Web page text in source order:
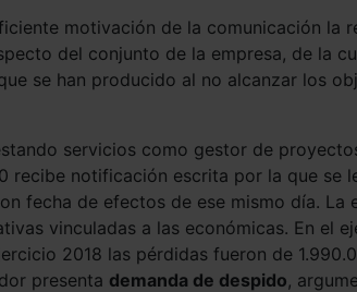
motivación de la comunicación la
del conjunto de la empresa, de la
se han producido al no alcanzar los
servicios como gestor de
recibe notificación escrita por la que se
fecha de efectos de ese mismo día. La
vinculadas a las económicas. En el
2018 las pérdidas fueron de
presenta demanda de despido,